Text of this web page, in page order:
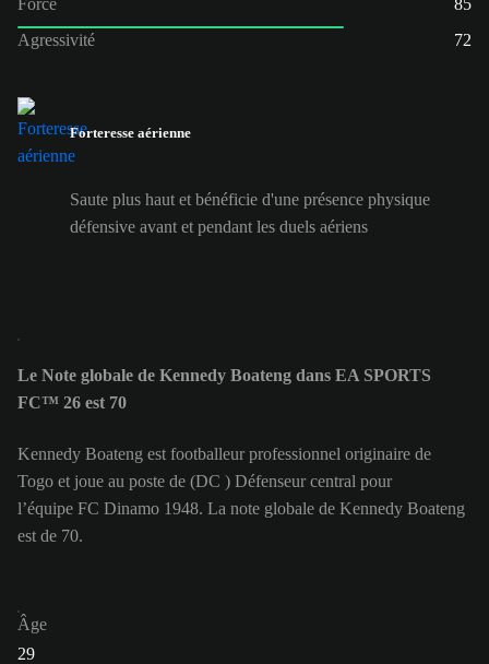
Agressivité
72
Forteresse aérienne
Saute plus haut et bénéficie d'une présence physique
défensive avant et pendant les duels aériens
Le Note globale de Kennedy Boateng dans EA SPORTS
FC™ 26 est 70
Kennedy Boateng est footballeur professionnel originaire de
Togo et joue au poste de (DC ) Défenseur central pour
l’équipe FC Dinamo 1948. La note globale de Kennedy Boateng
est de 70.
Âge
29